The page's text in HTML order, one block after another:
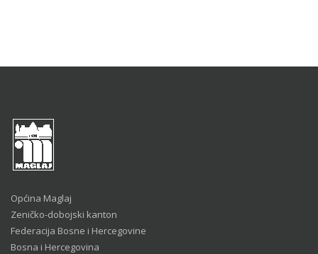
Općina Maglaj
Zeničko-dobojski kanton
Federacija Bosne i Hercegovine
Bosna i Hercegovina